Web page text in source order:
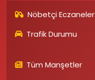
Nöbetçi Eczaneler
Trafik Durumu
Tüm Manşetler